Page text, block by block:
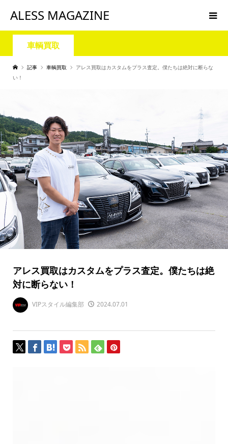
ALESS MAGAZINE
車輌買取
記事 車輌買取
アレス買取はカスタムをプラス査定。僕たちは絶対に断らな
い！
アレス買取はカスタムをプラス査定。僕たちは絶
対に断らない！
VIPスタイル編集部 2024.07.01